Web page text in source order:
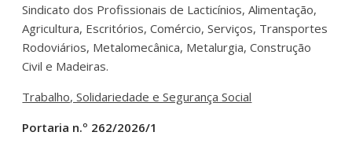
Sindicato dos Profissionais de Lacticínios, Alimentação,
Agricultura, Escritórios, Comércio, Serviços, Transportes
Rodoviários, Metalomecânica, Metalurgia, Construção
Civil e Madeiras.
Trabalho, Solidariedade e Segurança Social
Portaria n.º 262/2026/1